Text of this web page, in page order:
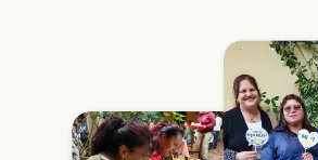
17 CELEBRACIONES Y APOYO